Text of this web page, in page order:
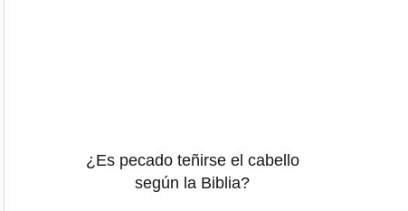
¿Es pecado teñirse el cabello
según la Biblia?